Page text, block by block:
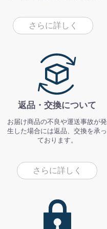
さらに詳しく
返品・交換について
お届け商品の不良や運送事故が発
生した場合には返品、交換を承っ
ております。
さらに詳しく